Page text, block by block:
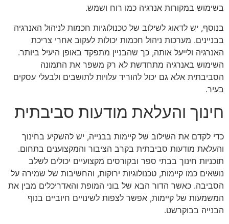
בשימוש במקורות אנרגיה כמו רוח ושמש.
בנוסף, יש לדאוג לשילוב של טכנולוגיות חכמות לניהול האנרגיה
בבניינים. מערכות ניהול חכמות יכולות לעקוב אחרי צריכת
האנרגיה ולייעל אותה, כך שהבניין מתפקד באופן היעיל ביותר.
השימוש באנרגיה מתחדשת לא רק משפר את התמונה
הסביבתית אלא גם יכול להוריד עלויות לתושבים ולבעלי עסקים
בעיר.
חינוך והעלאת מודעות סביבתית
כדי לקדם את השילוב של קיימות בבנייה, יש להשקיע בחינוך
והעלאת מודעות סביבתית בקרב הציבור והמקצוענים בתחום.
תוכניות חינוך בבתי ספר ובקורסים מקצועיים יכולים לשלב
נושאים כמו קיימות, טכנולוגיות ירוקות, והחשיבות של שמירה על
הסביבה. כאשר הדור הבא של בוני המופת והאדריכלים מבין את
המשמעות של קיימות, אפשר לצפות לשינויים חיוביים בנוף
הבנייה בבוקרשט.